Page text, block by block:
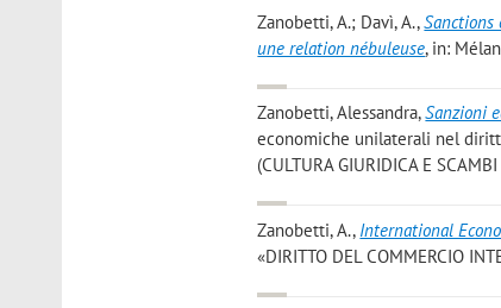
Zanobetti, A.; Davì, A.,
une relation nébuleuse, in:
Zanobetti, Alessandra,Sanzioni
economiche unilaterali nel
(CULTURA GIURIDICA E
Zanobetti, A., International
«DIRITTO DEL COMMERCIO